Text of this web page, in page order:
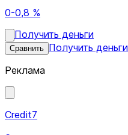
0-0,8 %
Получить деньги
Сравнить Получить деньги
Реклама
Credit7